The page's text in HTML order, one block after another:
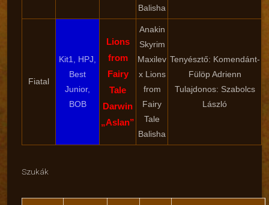
Balisha
Fiatal
Kit1, HPJ,
Best
Junior,
BOB
Lions
from
Fairy
Tale
Darwin
„Aslan”
Anakin
Skyrim
Maxilev
x Lions
from
Fairy
Tale
Balisha
Tenyésztő: Komendánt-
Fülöp Adrienn
Tulajdonos: Szabolcs
László
Szukák